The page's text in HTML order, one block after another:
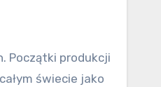
Początki produkcji
świecie jako